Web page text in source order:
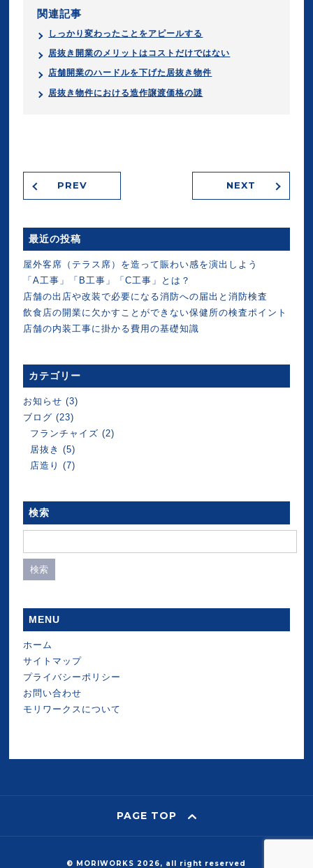
関連記事
しっかり変わったことをアピールする
居抜き開業のメリットはコストだけではない
店舗開業のハードルを下げた居抜き物件
居抜き物件における造作譲渡価格の謎
PREV NEXT
最近の投稿
屋外客席（テラス席）を造って賑わい感を演出しよう
「A工事」「B工事」「C工事」とは？
店舗の出店や改装で必要になる消防への届出と消防検査
飲食店の開業に欠かすことができない保健所の検査ポイント
店舗の内装工事に掛かる費用の基礎知識
カテゴリー
お知らせ (3)
ブログ (23)
フランチャイズ (2)
居抜き (5)
店造り (7)
検索
索:
MENU
ホーム
サイトマップ
プライバシーポリシー
お問い合わせ
モリワークスについて
PAGE TOP
© MORIWORKS 2026, all right reserved